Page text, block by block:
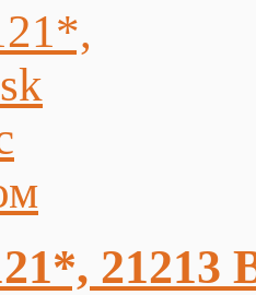
21213